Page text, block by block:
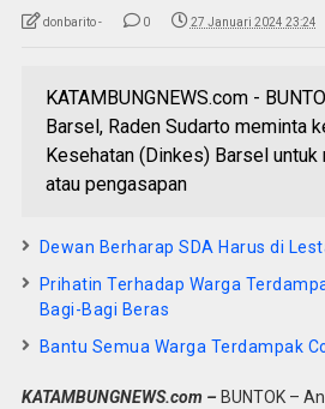
donbarito - 0 27 Januari 2024 23:24
KATAMBUNGNEWS.com -
Barsel, Raden Sudarto meminta
Kesehatan (Dinkes) Barsel
atau pengasapan
Dewan Berharap SDA Harus di
Prihatin Terhadap Warga
Bagi-Bagi Beras
Bantu Semua Warga Terdampak
KATAMBUNGNEWS.com – BUNTOK –